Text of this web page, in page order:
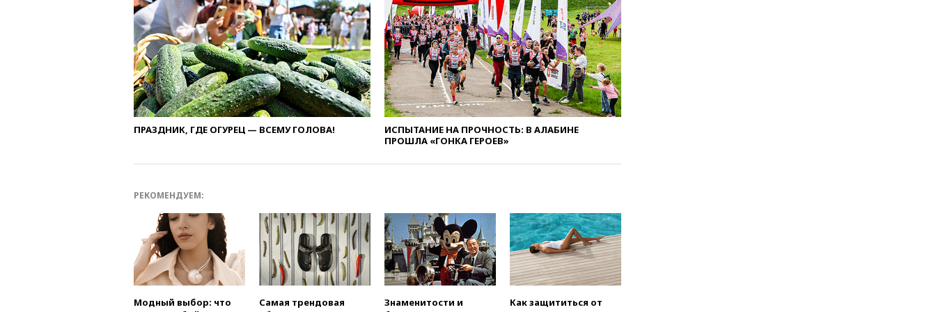
фастфуда
10:19СКР рассматривает три
основные версии
произошедшего с Cessna-182
10:18В Приморье задержаны
подростки, планировавшие
теракт на объекте Росгвардии
09:59The Spectator:
отсутствие ракет для Patriot у
Украины приведет к
«сценарий гибридной атаки»
09:32
В Тверской области
обломки дрона повредили
фасад логокомплекса
Wildberries
отражена самая
ПРАЗДНИК, ГДЕ ОГУРЕЦ — ВСЕМУ ГОЛОВА!
ИСПЫТАНИЕ НА ПРОЧНОСТЬ: В АЛАБИНЕ
ПРОШЛА «ГОНКА ГЕРОЕВ»
РЕКОМЕНДУЕМ:
Модный выбор: что
Самая трендовая
Знаменитости и
Как защититься от